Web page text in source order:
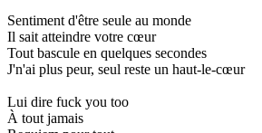
Sentiment d'être seule au monde
Il sait atteindre votre cœur
Tout bascule en quelques secondes
J'n'ai plus peur, seul reste un haut-le-cœur
Lui dire fuck you too
À tout jamais